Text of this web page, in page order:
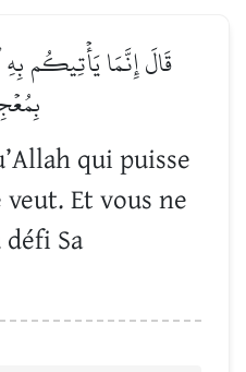
قَالَ إِنَّمَا يَأۡتِيكُم
qui puisse
Et vous ne
Sa